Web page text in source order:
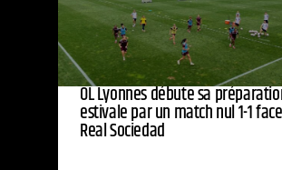
OL Lyonnes débute sa
estivale par un match nul 1-1
Real Sociedad